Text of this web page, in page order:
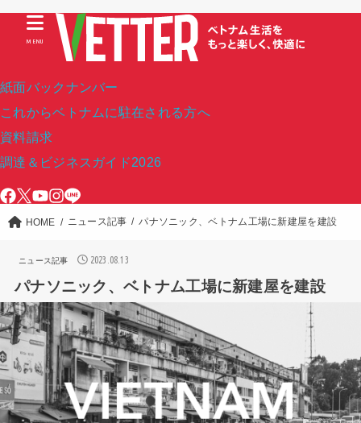
紙面バックナンバー
これからベトナムに駐在される方へ
資料請求
調達＆ビジネスガイド2026
MENU
HOME ニュース記事 パナソニック、ベトナム工場に新建屋を建設
ニュース記事 2023.08.13
パナソニック、ベトナム工場に新建屋を建設